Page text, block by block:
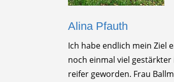
Alina Pfauth
Ich habe endlich mein Ziel
noch einmal viel
reifer geworden. Frau